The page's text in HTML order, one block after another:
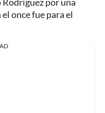
once fue para el